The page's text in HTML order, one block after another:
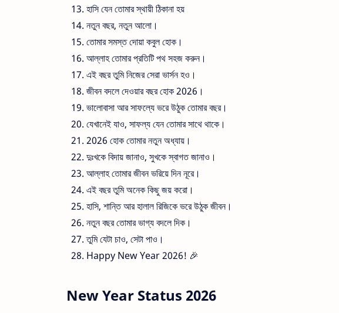
হাসি যেন তোমার স্থায়ী ঠিকানা হয়
নতুন বছর, নতুন আলো।
তোমার সমস্ত দোয়া কবুল হোক।
আল্লাহ তোমার প্রতিটি পথ সহজ করুন।
এই বছর তুমি নিজের সেরা ভার্সন হও।
জীবন বদলে দেওয়ার বছর হোক 2026।
ভালোবাসা আর সাফল্যে ভরে উঠুক তোমার বছর।
যেখানেই যাও, সাফল্য যেন তোমার সাথে থাকে।
2026 হোক তোমার নতুন অধ্যায়।
দুঃখকে বিদায় জানাও, সুখকে স্বাগত জানাও।
আল্লাহ তোমার জীবন ভরিয়ে দিন নূরে।
এই বছর তুমি অনেক কিছু জয় করো।
হাসি, শান্তি আর হালাল রিজিকে ভরে উঠুক জীবন।
নতুন বছর তোমার ভাগ্য বদলে দিক।
তুমি যেটা চাও, সেটা পাও।
Happy New Year 2026! 🎉
New Year Status 2026